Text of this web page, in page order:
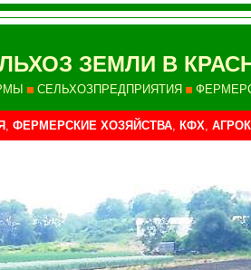
ЗЕМЛИ В
СЕЛЬХОЗПРЕДПРИЯТИЯ
, ФЕРМЕРСКИЕ ХОЗЯЙСТВА, КФХ,